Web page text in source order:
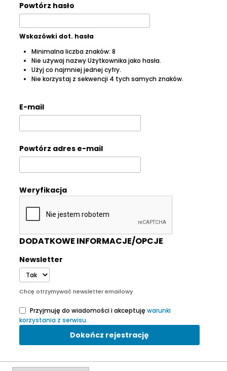
Powtórz hasło
Wskazówki dot. hasła
Minimalna liczba znaków: 8
Nie używaj nazwy Użytkownika jako hasła.
Użyj co najmniej jednej cyfry.
Nie korzystaj z sekwencji 4 tych samych znaków.
E-mail
Powtórz adres e-mail
Weryfikacja
DODATKOWE INFORMACJE/OPCJE
Newsletter
Chcę otrzymywać newsletter emailowy
Przyjmuję do wiadomości i akceptuję warunki
korzystania z serwisu.
Dokończ rejestrację